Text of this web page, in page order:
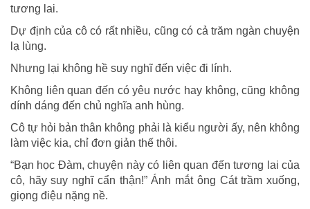
tương lai.
Dự định của cô có rất nhiều, cũng có cả trăm ngàn chuyện
lạ lùng.
Nhưng lại không hề suy nghĩ đến việc đi lính.
Không liên quan đến có yêu nước hay không, cũng không
dính dáng đến chủ nghĩa anh hùng.
Cô tự hỏi bản thân không phải là kiểu người ấy, nên không
làm việc kia, chỉ đơn giản thế thôi.
“Bạn học Đàm, chuyện này có liên quan đến tương lai của
cô, hãy suy nghĩ cẩn thận!” Ánh mắt ông Cát trầm xuống,
giọng điệu nặng nề.